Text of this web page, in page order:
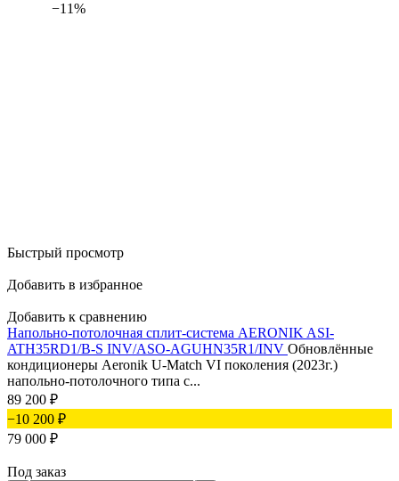
−11%
Быстрый просмотр
Добавить в избранное
Добавить к сравнению
Напольно-потолочная сплит-система AERONIK ASI-
ATH35RD1/B-S INV/ASO-AGUHN35R1/INV Обновлённые
кондиционеры Aeronik U-Match VI поколения (2023г.)
напольно-потолочного типа с...
89 200 ₽
−10 200 ₽
79 000 ₽
Под заказ